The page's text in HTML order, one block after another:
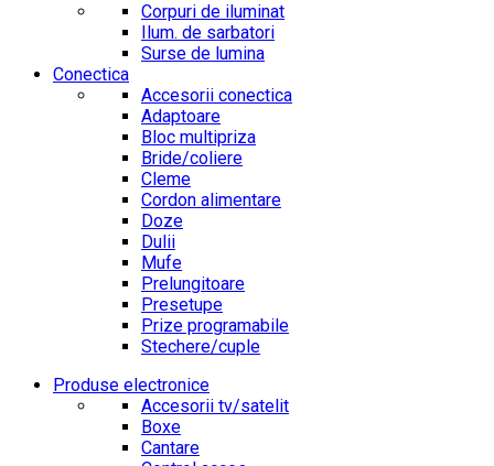
Corpuri de iluminat
Ilum. de sarbatori
Surse de lumina
Conectica
Accesorii conectica
Adaptoare
Bloc multipriza
Bride/coliere
Cleme
Cordon alimentare
Doze
Dulii
Mufe
Prelungitoare
Presetupe
Prize programabile
Stechere/cuple
Produse electronice
Accesorii tv/satelit
Boxe
Cantare